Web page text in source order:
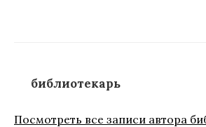
библиотекарь
Посмотреть все записи автора